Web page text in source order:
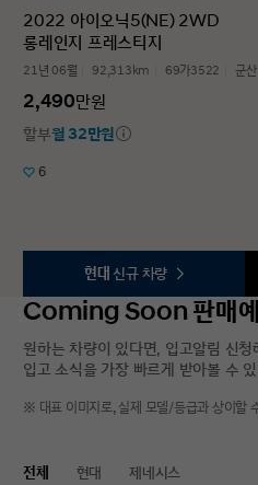
2022 아이오닉5(NE) 2WD
롱레인지 프레스티지
21년 06월 92,313km 69가3522 군산
2,490만원
할부월 32만원
6
현대 신규 차량
Coming Soon 판매
원하는 차량이 있다면, 입고알림 신청
입고 소식을 가장 빠르게 받아볼 수 있
※ 대표 이미지로, 실제 모델/등급과 상이할
전체 현대 제네시스